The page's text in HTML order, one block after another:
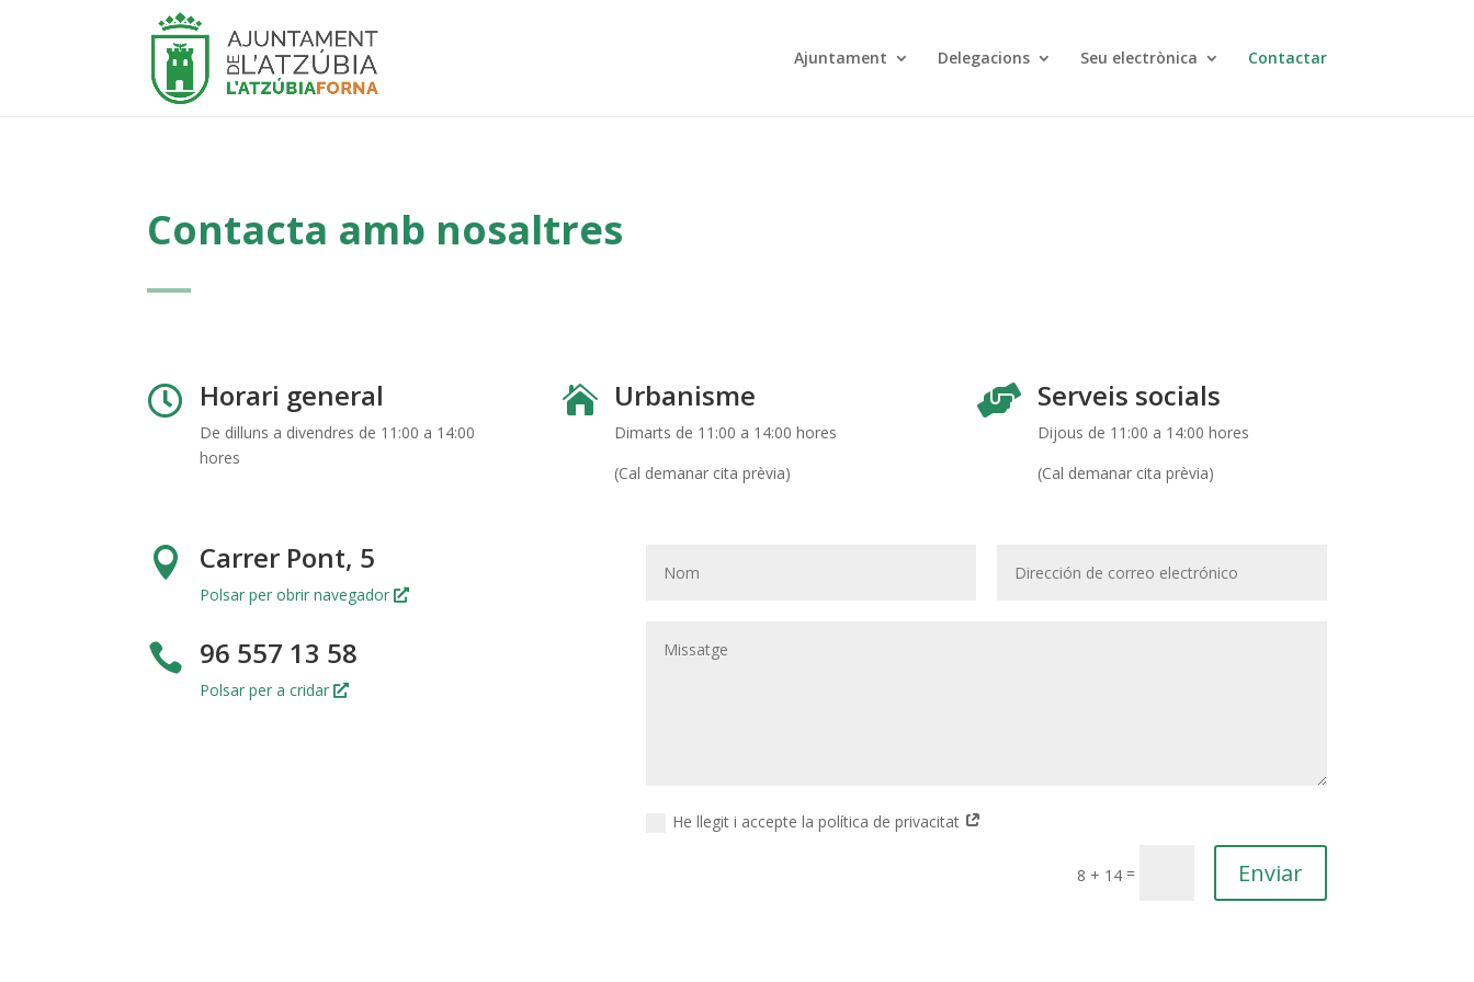
Ajuntament Delegacions Seu electrònica Contactar
Contacta amb nosaltres
 Horari general
De dilluns a divendres de 11:00 a 14:00
hores
 Urbanisme
Dimarts de 11:00 a 14:00 hores
(Cal demanar cita prèvia)
 Serveis socials
Dijous de 11:00 a 14:00 hores
(Cal demanar cita prèvia)
 Carrer Pont, 5
Polsar per obrir navegador
 96 557 13 58
Polsar per a cridar
He llegit i accepte la política de privacitat
8 + 14= Enviar